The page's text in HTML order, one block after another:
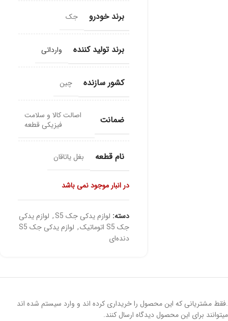
برند خودرو جک
برند تولید کننده وارداتی
کشور سازنده چین
ضمانت
اصالت کالا و سلامت
فیزیکی قطعه
نام قطعه بغل یاتاقان
در انبار موجود نمی باشد
دسته: لوازم یدکی جک S5 , لوازم یدکی
جک S5 اتوماتیک
,
لوازم یدکی جک S5
دنده‌ای
.فقط مشتریانی که این محصول را خریداری کرده اند و وارد سیستم شده اند
میتوانند برای این محصول دیدگاه ارسال کنند.